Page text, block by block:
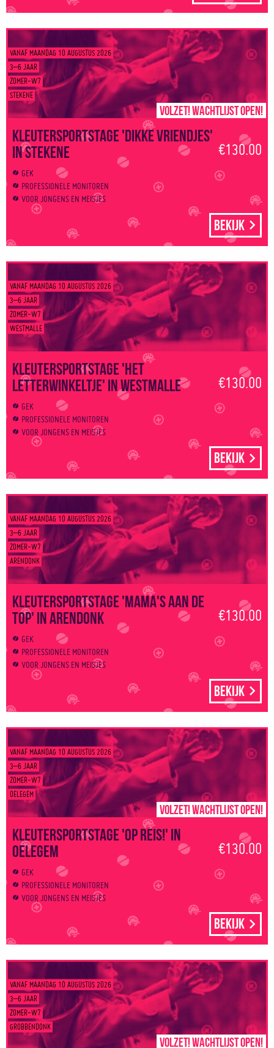
VANAF MAANDAG 10 AUGUSTUS 2026
3–6 JAAR
ZOMER-W7
STEKENE
Volzet! Wachtlijst open!
Kleutersportstage 'Dikke vriendjes'
in Stekene
€130.00
GEK
PROFESSIONELE MONITOREN
VOOR JONGENS EN MEISJES
Bekijk
VANAF MAANDAG 10 AUGUSTUS 2026
3–6 JAAR
ZOMER-W7
WESTMALLE
Kleutersportstage 'Het
letterwinkeltje' in Westmalle
€130.00
GEK
PROFESSIONELE MONITOREN
VOOR JONGENS EN MEISJES
Bekijk
VANAF MAANDAG 10 AUGUSTUS 2026
3–6 JAAR
ZOMER-W7
ARENDONK
Kleutersportstage 'Mama's aan de
top' in Arendonk
€130.00
GEK
PROFESSIONELE MONITOREN
VOOR JONGENS EN MEISJES
Bekijk
VANAF MAANDAG 10 AUGUSTUS 2026
3–6 JAAR
ZOMER-W7
OELEGEM
Volzet! Wachtlijst open!
Kleutersportstage 'Op reis!' in
Oelegem
€130.00
GEK
PROFESSIONELE MONITOREN
VOOR JONGENS EN MEISJES
Bekijk
VANAF MAANDAG 10 AUGUSTUS 2026
3–6 JAAR
ZOMER-W7
GROBBENDONK
Volzet! Wachtlijst open!